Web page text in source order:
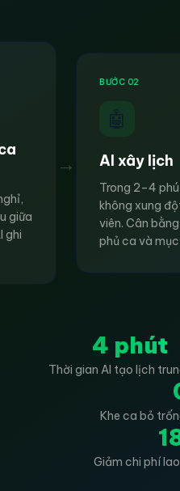
giữa
ghi
→
BƯỚC 02
🤖
AI xây lịch
Trong 2–4
không xung
viên. Cân
phủ ca và
4 phút
Thời gian AI tạo lịch
Khe ca bỏ
Giảm chi phí